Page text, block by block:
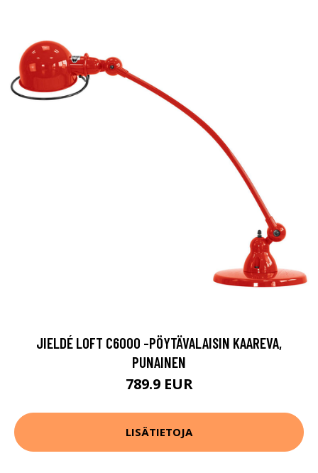
JIELDÉ LOFT C6000 -PÖYTÄVALAISIN KAAREVA,
PUNAINEN
789.9 EUR
LISÄTIETOJA